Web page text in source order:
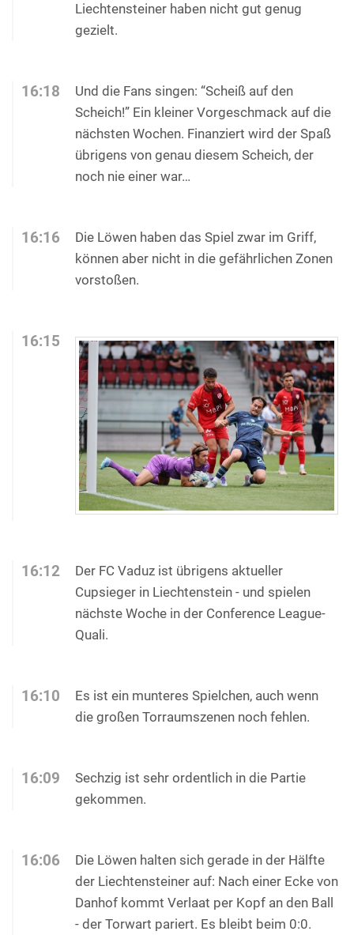
Liechtensteiner haben nicht gut genug
gezielt.
16:18
Und die Fans singen: “Scheiß auf den
Scheich!” Ein kleiner Vorgeschmack auf die
nächsten Wochen. Finanziert wird der Spaß
übrigens von genau diesem Scheich, der
noch nie einer war…
16:16
Die Löwen haben das Spiel zwar im Griff,
können aber nicht in die gefährlichen Zonen
vorstoßen.
16:15
16:12
Der FC Vaduz ist übrigens aktueller
Cupsieger in Liechtenstein - und spielen
nächste Woche in der Conference League-
Quali.
16:10
Es ist ein munteres Spielchen, auch wenn
die großen Torraumszenen noch fehlen.
16:09
Sechzig ist sehr ordentlich in die Partie
gekommen.
16:06
Die Löwen halten sich gerade in der Hälfte
der Liechtensteiner auf: Nach einer Ecke von
Danhof kommt Verlaat per Kopf an den Ball
- der Torwart pariert. Es bleibt beim 0:0.